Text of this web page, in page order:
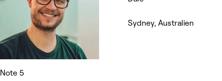
Sydney, Australien
Note 5